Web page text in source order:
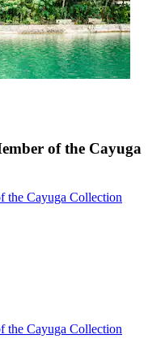
of the Cayuga
the Cayuga Collection
the Cayuga Collection